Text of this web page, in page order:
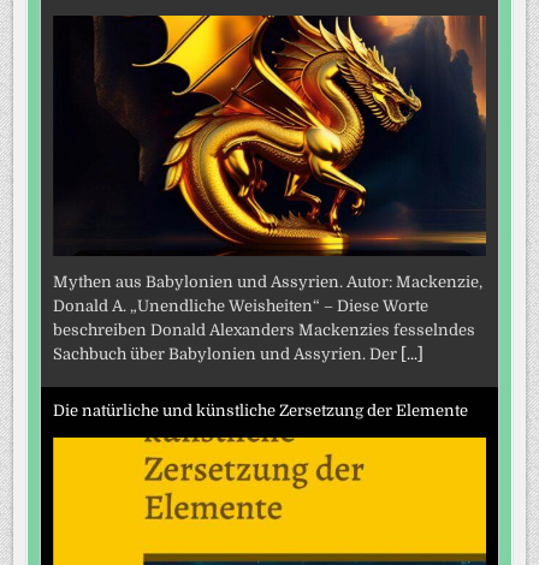
Mythen aus Babylonien und Assyrien. Autor: Mackenzie,
Donald A. „Unendliche Weisheiten“ – Diese Worte
beschreiben Donald Alexanders Mackenzies fesselndes
Sachbuch über Babylonien und Assyrien. Der [...]
Die natürliche und künstliche Zersetzung der Elemente